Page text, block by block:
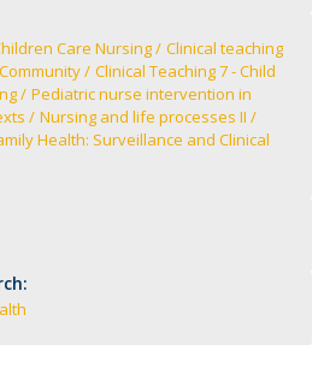
Care Nursing
Clinical teaching
Clinical Teaching 7 - Child
Pediatric nurse intervention in
Nursing and life processes II
Health: Surveillance and Clinical